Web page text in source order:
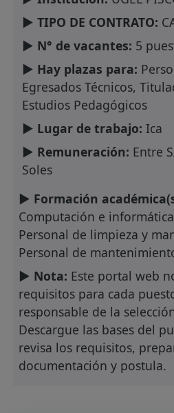
► TIPO DE CONTRATO:
► N° de vacantes: 5
► Hay plazas para:
Egresados Técnicos,
Estudios Pedagógicos
► Lugar de trabajo: Ica
► Remuneración: Entre
Soles
► Formación
Computación e
Personal de limpieza y
Personal de
► Nota: Este portal web
requisitos para cada
responsable de la
Descargue las bases del
revisa los requisitos,
documentación y postula.